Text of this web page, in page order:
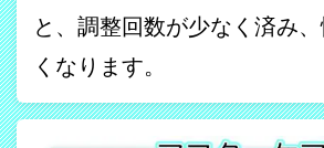
と、調整回数が少なく済み
くなります。